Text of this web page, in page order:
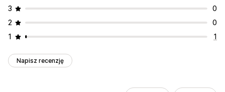
3
0
2
0
1
1
Napisz recenzję